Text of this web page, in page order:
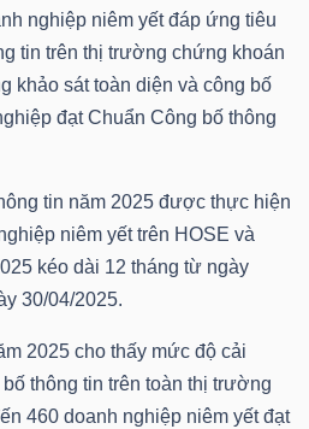
nghiệp niêm yết đáp ứng tiêu
tin trên thị trường chứng khoán
khảo sát toàn diện và công bố
đạt Chuẩn Công bố thông
tin năm 2025 được thực hiện
niêm yết trên HOSE và
kéo dài 12 tháng từ ngày
30/04/2025.
2025 cho thấy mức độ cải
thông tin trên toàn thị trường
460 doanh nghiệp niêm yết đạt